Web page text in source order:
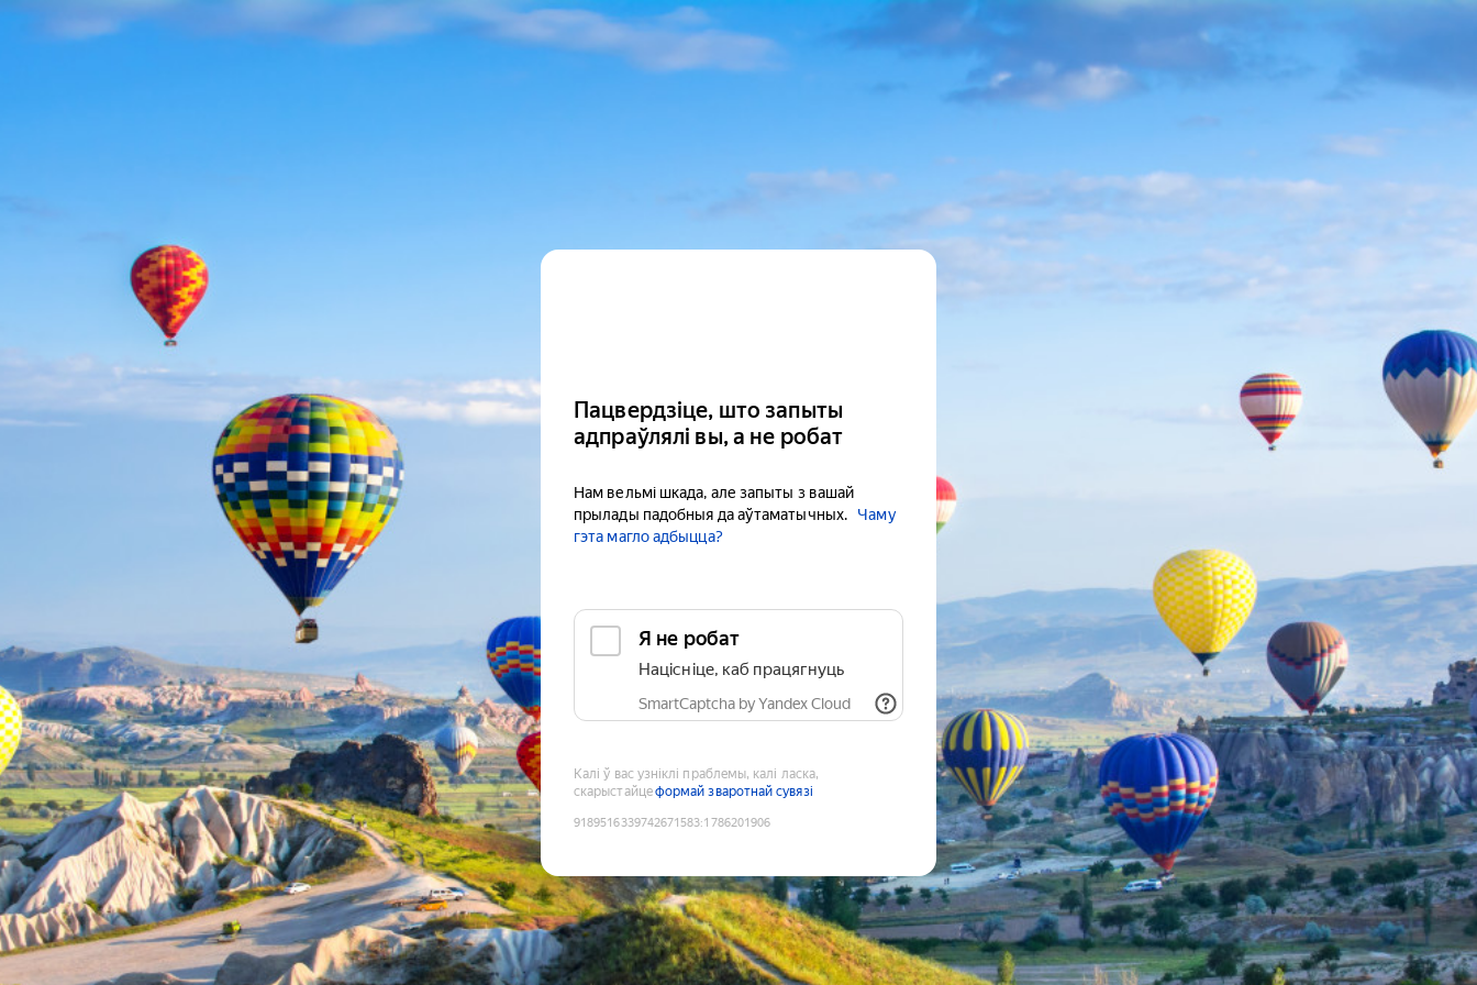
Пацвердзіце, што запыты
адпраўлялі вы, а не робат
Нам вельмі шкада, але запыты з вашай
прылады падобныя да аўтаматычных.
Чаму
гэта магло адбыцца?
Я не робат
Націсніце, каб працягнуць
SmartCaptcha by Yandex Cloud
Калі ў вас узніклі праблемы, калі ласка,
скарыстайцеформай зваротнай сувязі
9189516339742671583:1786201906